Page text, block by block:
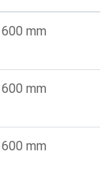
600 mm
600 mm
600 mm